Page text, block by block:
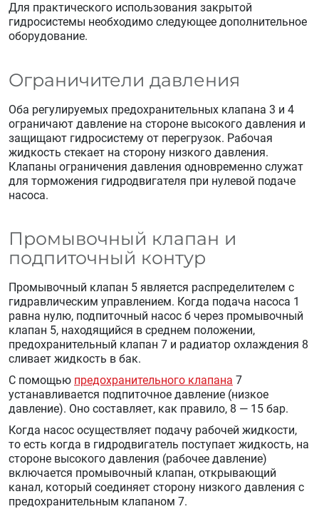
Для практического использования закрытой
гидросистемы необходимо следующее дополнительное
оборудование.
Ограничители давления
Оба регулируемых предохранительных клапана 3 и 4
ограничают давление на стороне высокого давления и
защищают гидросистему от перегрузок. Рабочая
жидкость стекает на сторону низкого давления.
Клапаны ограничения давления одновременно служат
для торможения гидродвигателя при нулевой подаче
насоса.
Промывочный клапан и
подпиточный контур
Промывочный клапан 5 является распределителем с
гидравлическим управлением. Когда подача насоса 1
равна нулю, подпиточный насос б через промывочный
клапан 5, находящийся в среднем положении,
предохранительный клапан 7 и радиатор охлаждения 8
сливает жидкость в бак.
С помощью предохранительного клапана 7
устанавливается подпиточное давление (низкое
давление). Оно составляет, как правило, 8 — 15 бар.
Когда насос осуществляет подачу рабочей жидкости,
то есть когда в гидродвигатель поступает жидкость, на
стороне высокого давления (рабочее давление)
включается промывочный клапан, открывающий
канал, который соединяет сторону низкого давления с
предохранительным клапаном 7.